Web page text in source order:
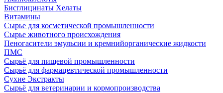
Бисглицинаты Хелаты
Витамины
Сырье для косметической промышленности
Сырье животного происхождения
Пеногасители эмульсии и кремнийорганические жидкости
ПМС
Сырьё для пищевой промышленности
Сырьё для фармацевтической промышленности
Сухие Экстракты
Сырьё для ветеринарии и кормопроизводства